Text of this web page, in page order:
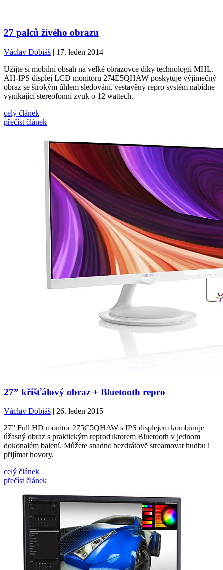
27 palců živého obrazu
Václav Dobiáš | 17. leden 2014
Užijte si mobilní obsah na velké obrazovce díky technologii MHL.
AH-IPS displej LCD monitoru 274E5QHAW poskytuje výjimečný
obraz se širokým úhlem sledování, vestavěný repro systém nabídne
vynikající stereofonní zvuk o 12 wattech.
celý článek
přečíst článek
27” křišťálový obraz + Bluetooth repro
Václav Dobiáš | 26. leden 2015
27” Full HD monitor 275C5QHAW s IPS displejem kombinuje
úžasný obraz s praktickým reproduktorem Bluetooth v jednom
dokonalém balení. Můžete snadno bezdrátově streamovat hudbu i
přijímat hovory.
celý článek
přečíst článek